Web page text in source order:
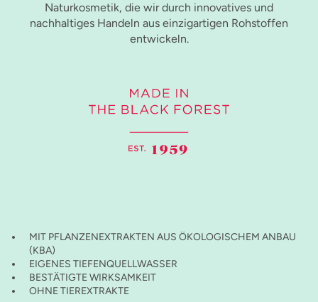
Naturkosmetik, die wir durch innovatives und
nachhaltiges Handeln aus einzigartigen Rohstoffen
entwickeln.
MIT PFLANZENEXTRAKTEN AUS ÖKOLOGISCHEM ANBAU
(KBA)
EIGENES TIEFENQUELLWASSER
BESTÄTIGTE WIRKSAMKEIT
OHNE TIEREXTRAKTE